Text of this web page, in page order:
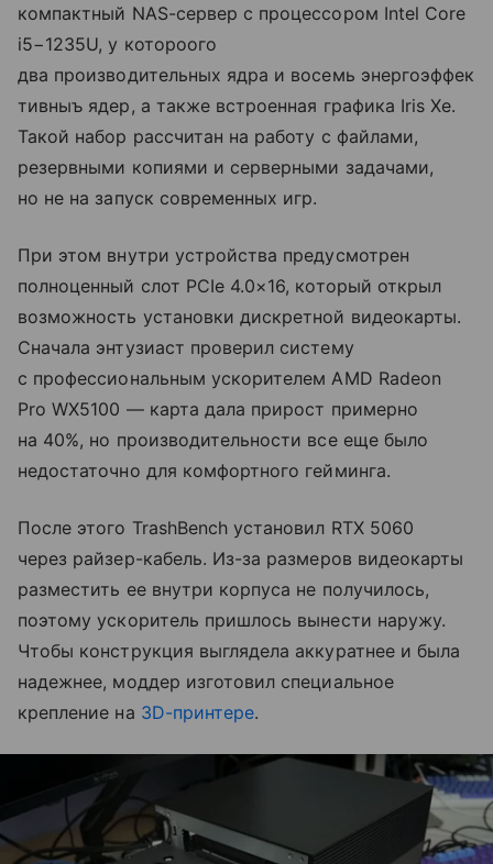
компактный NAS-сервер с процессором Intel Core
i5−1235U, у котороого
два производительных ядра и восемь энергоэффек
тивныъ ядер, а также встроенная графика Iris Xe.
Такой набор рассчитан на работу с файлами,
резервными копиями и серверными задачами,
но не на запуск современных игр.
При этом внутри устройства предусмотрен
полноценный слот PCIe 4.0×16, который открыл
возможность установки дискретной видеокарты.
Сначала энтузиаст проверил систему
с профессиональным ускорителем AMD Radeon
Pro WX5100 — карта дала прирост примерно
на 40%, но производительности все еще было
недостаточно для комфортного гейминга.
После этого TrashBench установил RTX 5060
через райзер-кабель. Из-за размеров видеокарты
разместить ее внутри корпуса не получилось,
поэтому ускоритель пришлось вынести наружу.
Чтобы конструкция выглядела аккуратнее и была
надежнее, моддер изготовил специальное
крепление на 3D-принтере.